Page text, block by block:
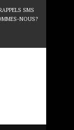
SMS
NOUS?